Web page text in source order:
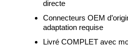
directe
Connecteurs OEM
adaptation requise
Livré COMPLET avec